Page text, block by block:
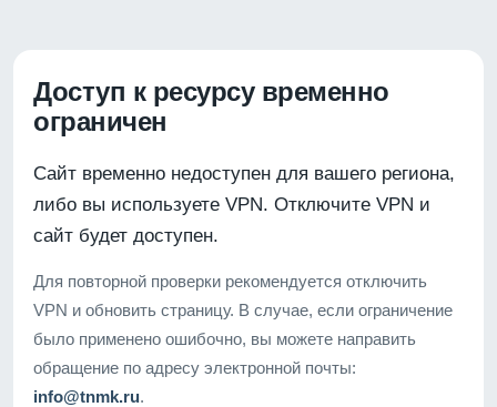
Доступ к ресурсу временно
ограничен
Сайт временно недоступен для вашего региона,
либо вы используете VPN. Отключите VPN и
сайт будет доступен.
Для повторной проверки рекомендуется отключить
VPN и обновить страницу. В случае, если ограничение
было применено ошибочно, вы можете направить
обращение по адресу электронной почты:
info@tnmk.ru.